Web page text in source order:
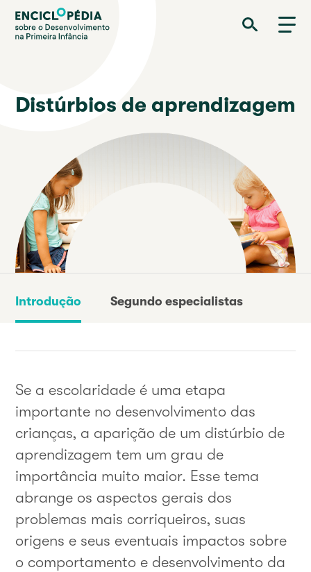
Passar
para
Enciclopédia sobre o Desenvolvimento na Primeira Infância
Distúrbios de aprendizagem
Introdução Segundo especialistas
Se a escolaridade é uma etapa
importante no desenvolvimento das
crianças, a aparição de um distúrbio de
aprendizagem tem um grau de
importância muito maior. Esse tema
abrange os aspectos gerais dos
problemas mais corriqueiros, suas
origens e seus eventuais impactos sobre
o comportamento e desenvolvimento da